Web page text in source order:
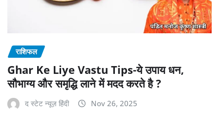
राशिफल
Ghar Ke Liye Vastu Tips-ये उपाय धन,
सौभाग्य और समृद्धि लाने में मदद करते है ?
द स्टेट न्यूज़ हिंदी Nov 26, 2025